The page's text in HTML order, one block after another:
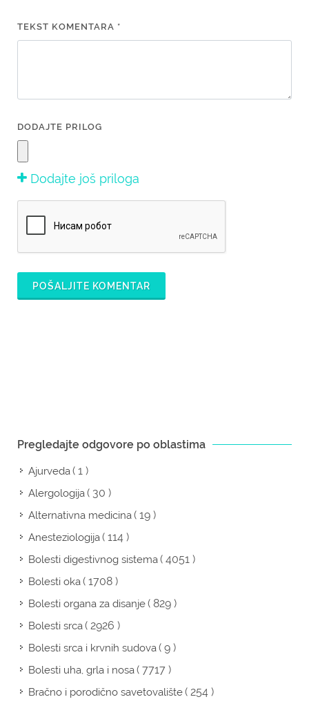
TEKST KOMENTARA *
DODAJTE PRILOG
Dodajte još priloga
POŠALJITE KOMENTAR
Pregledajte odgovore po oblastima
Ajurveda( 1 )
Alergologija( 30 )
Alternativna medicina( 19 )
Anesteziologija( 114 )
Bolesti digestivnog sistema( 4051 )
Bolesti oka( 1708 )
Bolesti organa za disanje( 829 )
Bolesti srca( 2926 )
Bolesti srca i krvnih sudova( 9 )
Bolesti uha, grla i nosa( 7717 )
Bračno i porodično savetovalište( 254 )